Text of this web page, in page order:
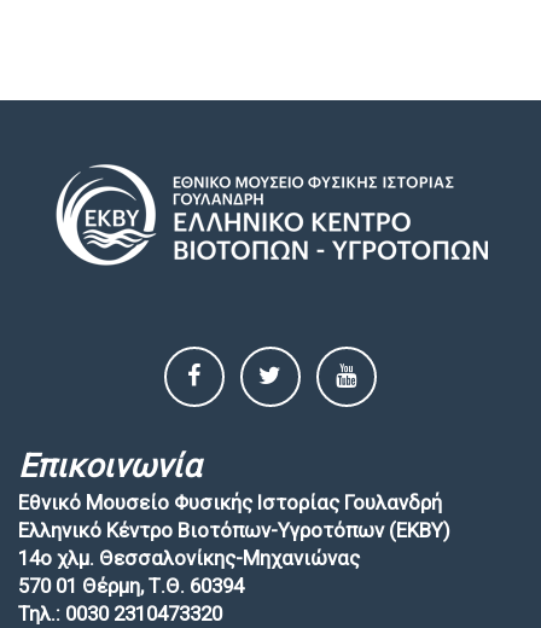
Επικοινωνία
Εθνικό Μουσείο Φυσικής Ιστορίας Γουλανδρή
Ελληνικό Κέντρο Βιοτόπων-Υγροτόπων (EKBY)
14ο χλμ. Θεσσαλονίκης-Μηχανιώνας
570 01 Θέρμη, Τ.Θ. 60394
Τηλ.: 0030 2310473320